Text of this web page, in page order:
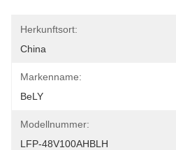
Herkunftsort:
China
Markenname:
BeLY
Modellnummer:
LFP-48V100AHBLH